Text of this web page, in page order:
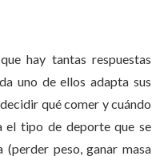
hay tantas respuestas
uno de ellos adapta sus
qué comer y cuándo
el tipo de deporte que se
peso, ganar masa